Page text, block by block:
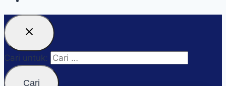
Cari untuk: